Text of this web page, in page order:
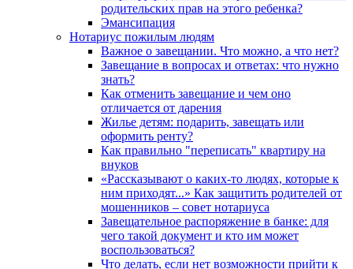
родительских прав на этого ребенка?
Эмансипация
Нотариус пожилым людям
Важное о завещании. Что можно, а что нет?
Завещание в вопросах и ответах: что нужно
знать?
Как отменить завещание и чем оно
отличается от дарения
Жилье детям: подарить, завещать или
оформить ренту?
Как правильно "переписать" квартиру на
внуков
«Рассказывают о каких-то людях, которые к
ним приходят...» Как защитить родителей от
мошенников – совет нотариуса
Завещательное распоряжение в банке: для
чего такой документ и кто им может
воспользоваться?
Что делать, если нет возможности прийти к